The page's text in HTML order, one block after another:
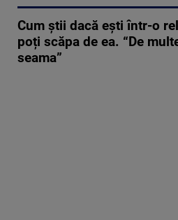
Cum știi dacă ești într-o
poți scăpa de ea. “De
seama”